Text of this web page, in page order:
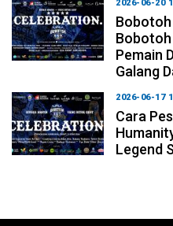
2026-06-20
Bobotoh
Bobotoh
Pemain
Galang
2026-06-17
Cara
Legend